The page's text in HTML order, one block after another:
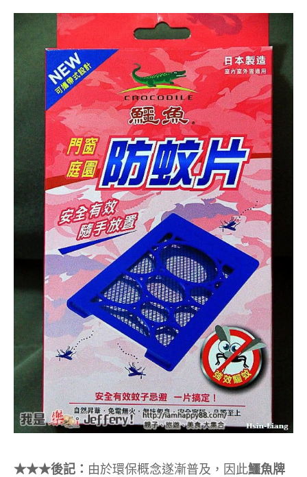
★★★後記： 由於環保概念遂漸普及，因此鱷魚牌